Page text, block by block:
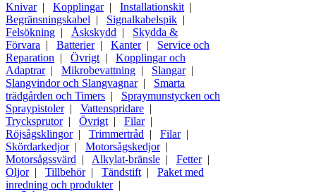
Knivar| Kopplingar| Installationskit |
Begränsningskabel | Signalkabelspik |
Felsökning | Åskskydd | Skydda &
Förvara | Batterier| Kanter| Service och
Reparation | Övrigt | Kopplingar och
Adaptrar| Mikrobevattning | Slangar|
Slangvindor och Slangvagnar| Smarta
trädgården och Timers | Spraymunstycken och
Spraypistoler| Vattenspridare |
Trycksprutor| Övrigt | Filar|
Röjsågsklingor| Trimmertråd | Filar|
Skördarkedjor| Motorsågskedjor|
Motorsågssvärd | Alkylat-bränsle | Fetter|
Oljor| Tillbehör| Tändstift | Paket med
inredning och produkter|